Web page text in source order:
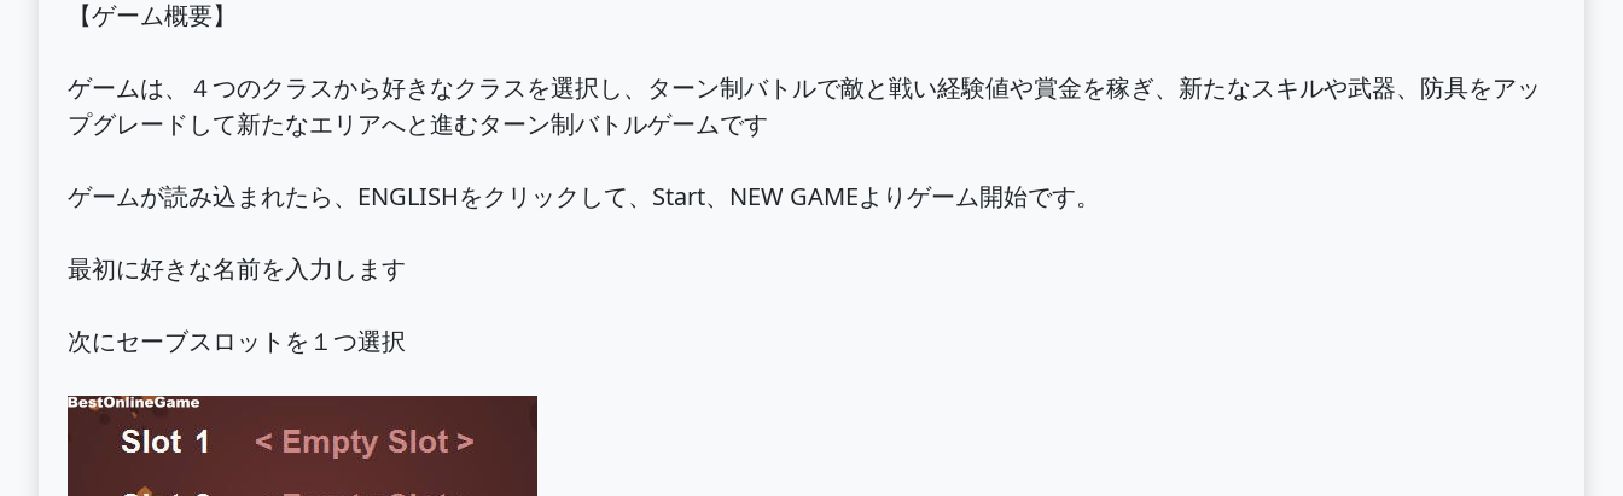
【ゲーム概要】
ゲームは、４つのクラスから好きなクラスを選択し、ターン制バトルで敵と戦い経験値や賞金を稼ぎ、新たなスキルや武器、防具をアッ
プグレードして新たなエリアへと進むターン制バトルゲームです
ゲームが読み込まれたら、ENGLISHをクリックして、Start、NEW GAMEよりゲーム開始です。
最初に好きな名前を入力します
次にセーブスロットを１つ選択